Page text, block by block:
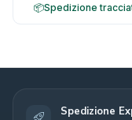
Spedizione
Spedizione